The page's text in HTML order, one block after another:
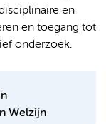
en
en toegang tot
onderzoek.
Welzijn